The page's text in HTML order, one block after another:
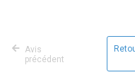
Avis
précédent